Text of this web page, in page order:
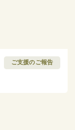
ご支援のご報告